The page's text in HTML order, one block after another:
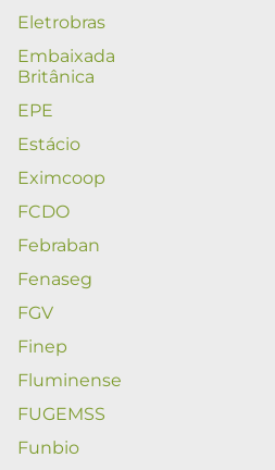
Eletrobras
Embaixada
Britânica
EPE
Estácio
Eximcoop
FCDO
Febraban
Fenaseg
FGV
Finep
Fluminense
FUGEMSS
Funbio